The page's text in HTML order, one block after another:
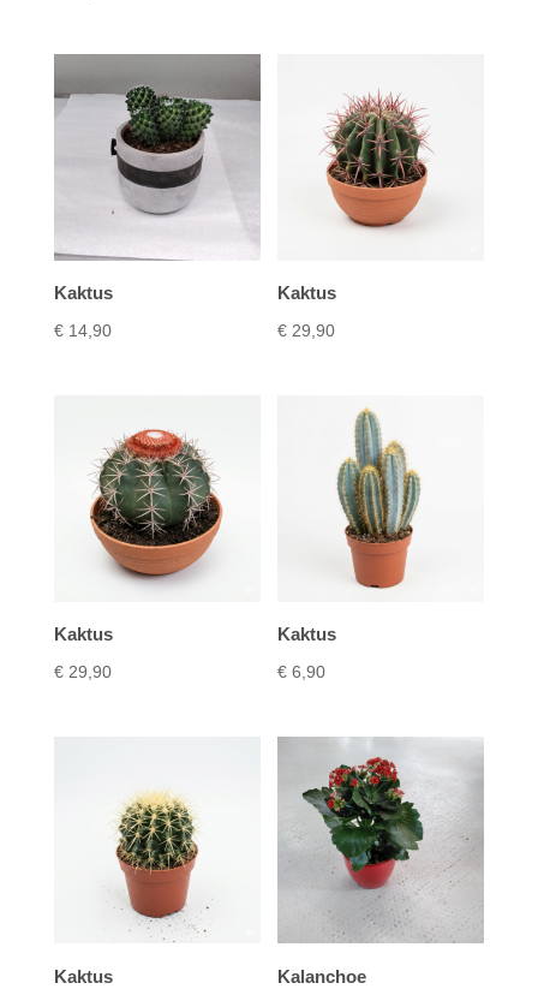
Kaktus
€14,90
Kaktus
€ 29,90
Kaktus
€29,90
Kaktus
€ 6,90
Kaktus Kalanchoe